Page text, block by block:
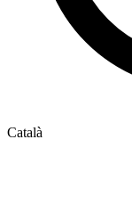
Català